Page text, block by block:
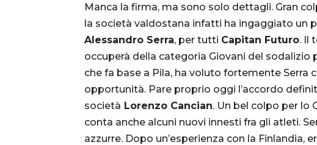
Manca la firma, ma sono solo dettagli. Gran
la società valdostana infatti ha ingaggiato un
Alessandro Serra, per tutti Capitan Futuro. Il
occuperà della categoria Giovani del sodalizio
che fa base a Pila, ha voluto fortemente Serra
opportunità. Pare proprio oggi l’accordo
società Lorenzo Cancian. Un bel colpo per lo
conta anche alcuni nuovi innesti fra gli atleti.
azzurre. Dopo un’esperienza con la Finlandia,